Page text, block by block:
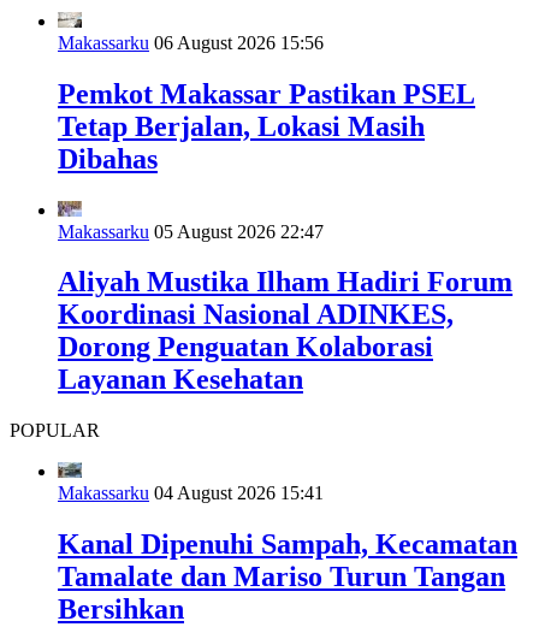
Makassarku 06 August 2026 15:56
Pemkot Makassar Pastikan PSEL
Tetap Berjalan, Lokasi Masih
Dibahas
Makassarku 05 August 2026 22:47
Aliyah Mustika Ilham Hadiri Forum
Koordinasi Nasional ADINKES,
Dorong Penguatan Kolaborasi
Layanan Kesehatan
POPULAR
Makassarku 04 August 2026 15:41
Kanal Dipenuhi Sampah, Kecamatan
Tamalate dan Mariso Turun Tangan
Bersihkan